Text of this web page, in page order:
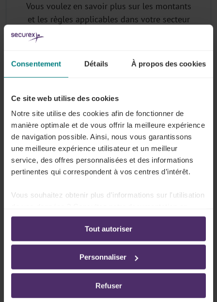
Consentement Détails À propos des cookies
Ce site web utilise des cookies
Notre site utilise des cookies afin de fonctionner de
manière optimale et de vous offrir la meilleure expérience
de navigation possible. Ainsi, nous vous garantissons
une meilleure expérience utilisateur et un meilleur
service, des offres personnalisées et des informations
pertinentes qui correspondent à vos centres d’intérêt.
Vous souhaitez obtenir plus d'informations sur l'utilisation
ligne:
Politique de confidentialité-Politique en matière
d’utilisation des cookies
Tout autoriser
Personnaliser
Refuser
Vous voulez en savoir plus sur les montants
et les règles applicables dans votre secteur
? Connectez-vous en tant qu'abonné (ou
demandez votre login) pour avoir accès à la
base de données juridiques sectorielle de
Pourquoi vous abonner à Lex4You
Commissions Paritaires ?
Vous avez accès aux montants actuelsdes
barèmes, primes et indemnités
Vous ne manquez aucunenouvelle CCT de votre
Vous pouvez consulter lesanalyses et résumésde
nos spécialistes des secteurs Securex
Demander un login